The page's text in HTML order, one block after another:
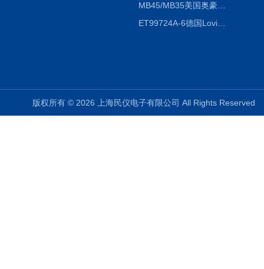
MB45/MB35美国奥豪斯OHAUS MB45/MB35卤素红外水分测定仪
ET99724A-6德国Lovibond ET99724A-6微电脑BOD测定仪
版权所有 © 2026 上海民仪电子有限公司 All Rights